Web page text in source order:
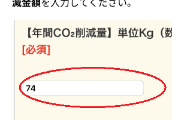
減金額を入力してください。